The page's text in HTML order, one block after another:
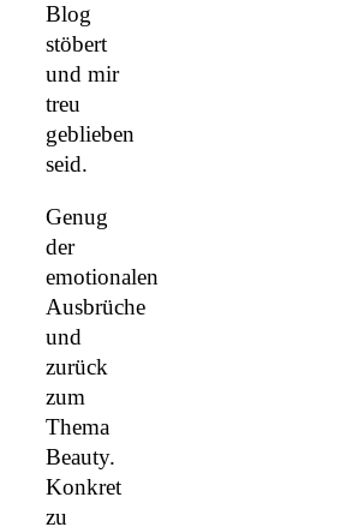
Blog
stöbert
und mir
treu
geblieben
seid.
Genug
der
emotionalen
Ausbrüche
und
zurück
zum
Thema
Beauty.
Konkret
zu